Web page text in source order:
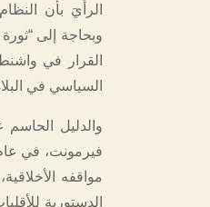
الرأيَ بأن
وبحاجة إلى
القرار في
السياسي في
والدليل
مواقفه
الدستورية